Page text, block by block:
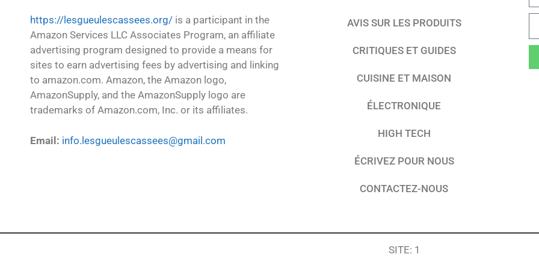
https://lesgueulescassees.org/ is a participant in the
Amazon Services LLC Associates Program, an affiliate
advertising program designed to provide a means for
sites to earn advertising fees by advertising and linking
to amazon.com. Amazon, the Amazon logo,
AmazonSupply, and the AmazonSupply logo are
trademarks of Amazon.com, Inc. or its affiliates.
Email: info.lesgueulescassees@gmail.com
AVIS SUR LES PRODUITS
CRITIQUES ET GUIDES
CUISINE ET MAISON
ÉLECTRONIQUE
HIGH TECH
ÉCRIVEZ POUR NOUS
CONTACTEZ-NOUS
SITE: 1